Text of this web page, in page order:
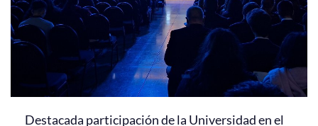
Destacada participación de la Universidad en el